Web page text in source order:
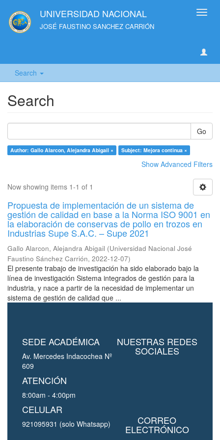
UNIVERSIDAD NACIONAL
JOSÉ FAUSTINO SANCHEZ CARRIÓN
Search
Search
Go
Author: Gallo Alarcon, Alejandra Abigail × Subject: Mejora continua ×
Show Advanced Filters
Now showing items 1-1 of 1
Propuesta de implementación de un sistema de
gestión de calidad en base a la Norma ISO 9001 en
la elaboración de conservas de pollo en trozos en
Industrias Supe S.A.C. – Supe 2021
Gallo Alarcon, Alejandra Abigail (Universidad Nacional José
Faustino Sánchez Carrión, 2022-12-07)
El presente trabajo de investigación ha sido elaborado bajo la
línea de investigación Sistema integrados de gestión para la
industria, y nace a partir de la necesidad de implementar un
sistema de gestión de calidad que ...
SEDE ACADÉMICA
Av. Mercedes Indacochea Nº
609
ATENCIÓN
8:00am - 4:00pm
CELULAR
921095931 (solo Whatsapp)
NUESTRAS REDES
SOCIALES
CORREO
ELECTRÓNICO